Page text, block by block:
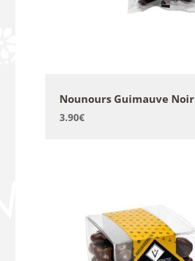
Nounours Guimauve Noir
3.90€